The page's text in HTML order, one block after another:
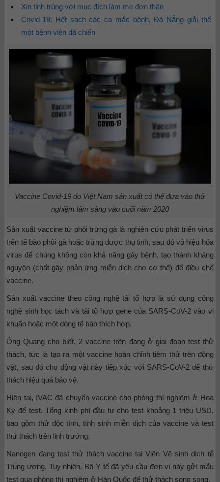
Xin tinh trùng với mục đích làm mẹ đơn thân
Covid-19: Hết sạch các ca mắc bệnh, Đà Nẵng giải thể
một bệnh viện dã chiến
Vaccine Covid-19 do Việt Nam sản xuất có thể đưa vào thử
nghiệm lâm sàng vào cuối năm 2020
Sản xuất vaccine từ phôi trứng gà là nghiên cứu phát triển virus
trên tế bào phôi gà hoặc trứng được thụ tinh, sau đó vô hiệu hóa
virus để chúng không còn khả năng gây bệnh, tạo thành kháng
nguyên (chất gây phản ứng miễn dịch cho cơ thể) để điều chế
vaccine.
Sản xuất vaccine theo công nghệ tái tổ hợp là sử dụng công
nghệ sinh học tách và tái tổ hợp gene của SARS-CoV-2 vào vi
khuẩn hoặc một dòng tế bào thích hợp.
Ông Quang cho biết, 2 vaccine trên đang ở giai đoạn test thử
thách, tức là tạo ra một vaccine hoàn chỉnh tiêm thử trên động
vật, sau đó cho động vật này tiếp xúc với SARS-CoV-2 để thử
thách hiệu quả bảo vệ.
Hiện tại, IVAC đã chuyển vaccine cho phòng thí nghiệm ở Hoa
Kỳ để test. Tổng kinh phí đầu tư cho test khoảng 1 triệu USD,
bao gồm thử độc tính, tính sinh miễn dịch của vaccine và test
thử thách trên linh trưởng.
Nanogen đang test thử thách vaccine tại Viện Vệ sinh dịch tễ
Trung ương. Tuy nhiên, Bộ Y tế đã yêu cầu đơn vị này gửi mẫu
test qua phòng thí nghiệm ở Hàn Quốc để thử thách song song.